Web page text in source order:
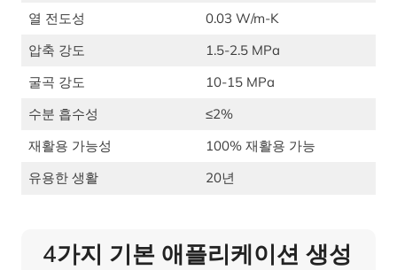
열 전도성
0.03 W/m-K
압축 강도
1.5-2.5 MPa
굴곡 강도
10-15 MPa
수분 흡수성
≤2%
재활용 가능성
100% 재활용 가능
유용한 생활
20년
4가지 기본 애플리케이션 생성